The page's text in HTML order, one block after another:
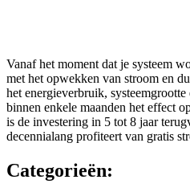
Vanaf het moment dat je systeem
met het opwekken van stroom en
het energieverbruik,
binnen enkele maanden het effect
is de investering in 5 tot 8 jaar
decennialang profiteert van gratis
Categorieën: